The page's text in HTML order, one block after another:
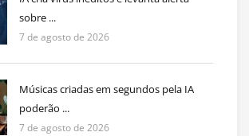
sobre ...
7 de agosto de 2026
Músicas criadas em segundos pela IA
poderão ...
7 de agosto de 2026